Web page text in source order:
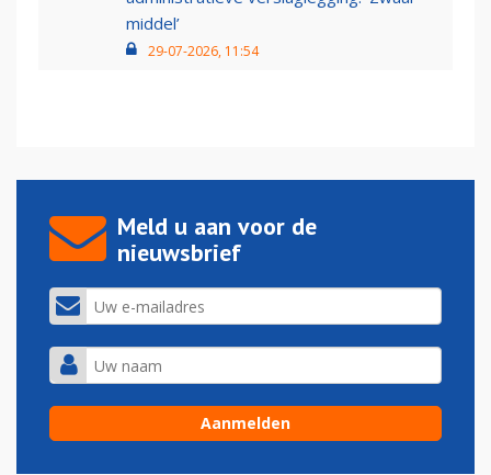
middel’
29-07-2026, 11:54
Meld u aan voor de
nieuwsbrief